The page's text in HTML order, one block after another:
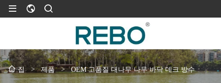
집 > 제품 > OEM 고품질 대나무 나무 바닥 데크 방수